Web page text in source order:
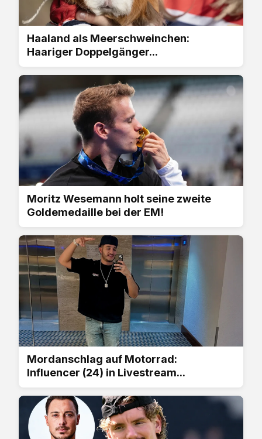
Haaland als Meerschweinchen:
Haariger Doppelgänger...
Moritz Wesemann holt seine zweite
Goldemedaille bei der EM!
Mordanschlag auf Motorrad:
Influencer (24) in Livestream...